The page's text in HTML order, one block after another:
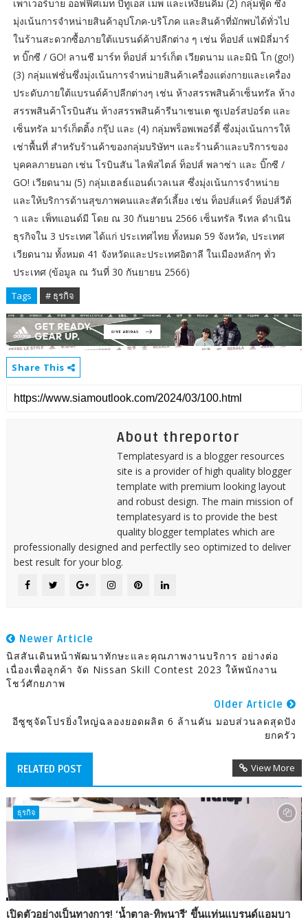
เพาเวอร์บาย ออฟฟิศเมท บีทูเอส เมพ และเหงียนคิม (2) กลุ่มฟู้ด ซึ่ง
มุ่งเน้นการจำหน่ายสินค้าอุปโภค-บริโภค และสินค้าที่มักพบได้ทั่วไป
ในร้านสะดวกซื้อภายใต้แบรนด์ค้าปลีกต่าง ๆ เช่น ท็อปส์ แฟมิลี่มาร์
ท บิ๊กซี / GO! ลานชี มาร์ท ท็อปส์ มาร์เก็ต เวียดนาม และมินิ โก (go!)
(3) กลุ่มแฟชั่นซึ่งมุ่งเน้นการจำหน่ายสินค้าเครื่องแต่งกายและเครื่อง
ประดับภายใต้แบรนด์ค้าปลีกต่างๆ เช่น ห้างสรรพสินค้าเซ็นทรัล ห้าง
สรรพสินค้าโรบินสัน ห้างสรรพสินค้ารีนาเชนเต ซูเปอร์สปอร์ต และ
เซ็นทรัล มาร์เก็ตติ้ง กรุ๊ป และ (4) กลุ่มพร็อพเพอร์ตี้ ซึ่งมุ่งเน้นการให้
เช่าพื้นที่ สำหรับร้านค้าของกลุ่มบริษัทฯ และร้านค้าและบริการของ
บุคคลภายนอก เช่น โรบินสัน ไลฟ์สไตล์ ท็อปส์ พลาซ่า และ บิ๊กซี /
GO! เวียดนาม (5) กลุ่มเฮลธ์แอนด์เวลเนส ซึ่งมุ่งเน้นการจำหน่าย
และให้บริการด้านสุขภาพคนและสัตว์เลี้ยง เช่น ท็อปส์แคร์ ท็อปส์วีต้
า และ เพ็ทแอนด์มี โดย ณ 30 กันยายน 2566 เซ็นทรัล รีเทล ดำเนิน
ธุรกิจใน 3 ประเทศ ได้แก่ ประเทศไทย ทั้งหมด 59 จังหวัด, ประเทศ
เวียดนาม ทั้งหมด 41 จังหวัดและประเทศอิตาลี ในเมืองหลักๆ ทั่ว
ประเทศ (ข้อมูล ณ วันที่ 30 กันยายน 2566)
Tags # ธุรกิจ
Share This
About threportor
Templatesyard is a blogger resources
site is a provider of high quality blogger
template with premium looking layout
and robust design. The main mission of
templatesyard is to provide the best
quality blogger templates which are
professionally designed and perfectlly seo optimized to deliver
best result for your blog.
Newer Article
นิสสันเดินหน้าพัฒนาทักษะและคุณภาพงานบริการ อย่างต่อ
เนื่องเพื่อลูกค้า จัด Nissan Skill Contest 2023 ให้พนักงาน
โชว์ศักยภาพ
Older Article
อีซูซุจัดโปรยิ่งใหญ่ฉลองยอดผลิต 6 ล้านคัน มอบส่วนลดสุดปัง
ยกครัว
RELATED POST View More
ธุรกิจ
เปิดตัวอย่างเป็นทางการ! ‘น้ำตาล-ทิพนารี’ ขึ้นแท่นแบรนด์แอมบา